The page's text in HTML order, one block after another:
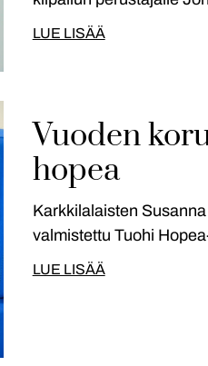
LUE LISÄÄ
Vuoden
hopea
Karkkilalaisten
valmistettu Tuohi
LUE LISÄÄ